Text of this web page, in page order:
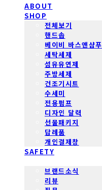
ABOUT
SHOP
전체보기
핸드솝
베이비 바스앤샴푸
세탁세제
섬유유연제
주방세제
건조기시트
수세미
전용펌프
디자인 달력
선물패키지
답례품
개인결제창
SAFETY
브랜드소식
리뷰